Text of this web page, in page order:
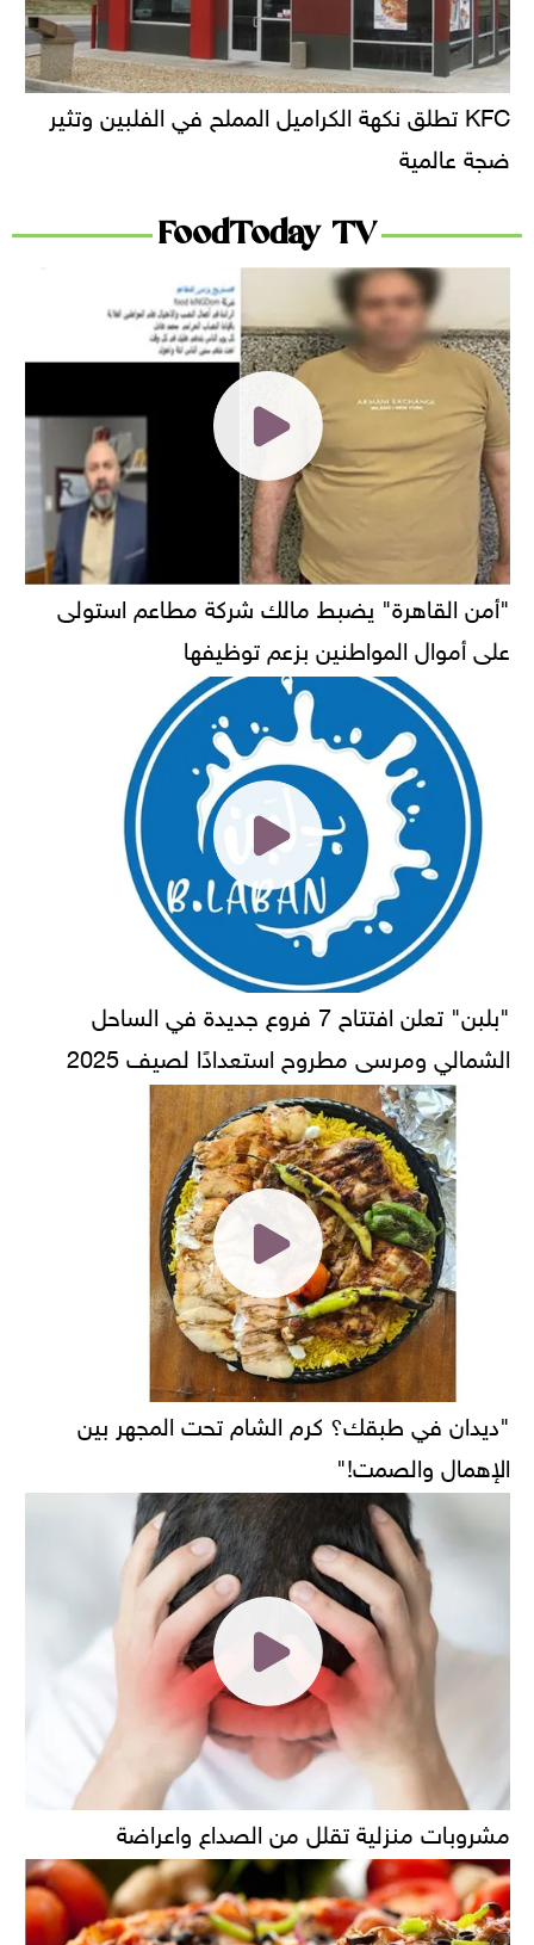
KFC تطلق نكهة الكراميل المملح في الفلبين وتثير
ضجة عالمية
FoodToday TV
"أمن القاهرة" يضبط مالك شركة مطاعم استولى
على أموال المواطنين بزعم توظيفها
"بلبن" تعلن افتتاح 7 فروع جديدة في الساحل
الشمالي ومرسى مطروح استعدادًا لصيف 2025
"ديدان في طبقك؟ كرم الشام تحت المجهر بين
الإهمال والصمت!"
مشروبات منزلية تقلل من الصداع واعراضة